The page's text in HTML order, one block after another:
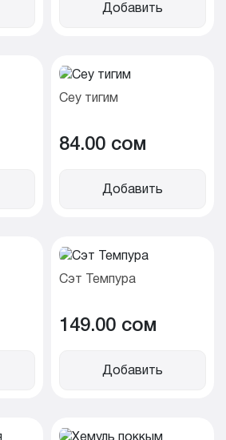
Добавить
Сеу тигим
84.00 cом
Добавить
Сэт Темпура
149.00 cом
Добавить